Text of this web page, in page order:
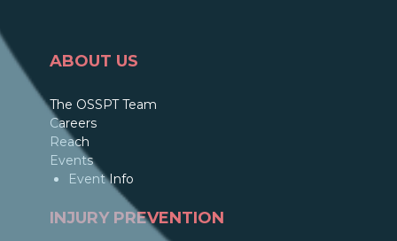
ABOUT US
The OSSPT Team
Careers
Reach
Events
Event Info
INJURY PREVENTION